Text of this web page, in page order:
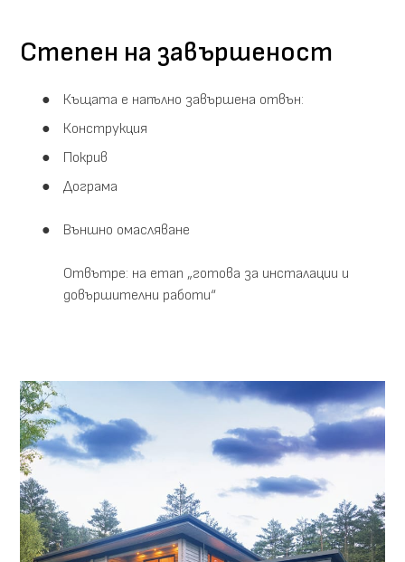
Степен на завършеност
Къщата е напълно завършена отвън:
Конструкция
Покрив
Дограма
Външно омасляване
Отвътре: на етап „готова за инсталации и
довършителни работи“